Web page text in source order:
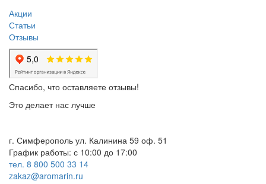
Акции
Статьи
Отзывы
Спасибо, что оставляете отзывы!
Это делает нас лучше
г. Симферополь ул. Калинина 59 оф. 51
График работы: с 10:00 до 17:00
тел. 8 800 500 33 14
zakaz@aromarin.ru